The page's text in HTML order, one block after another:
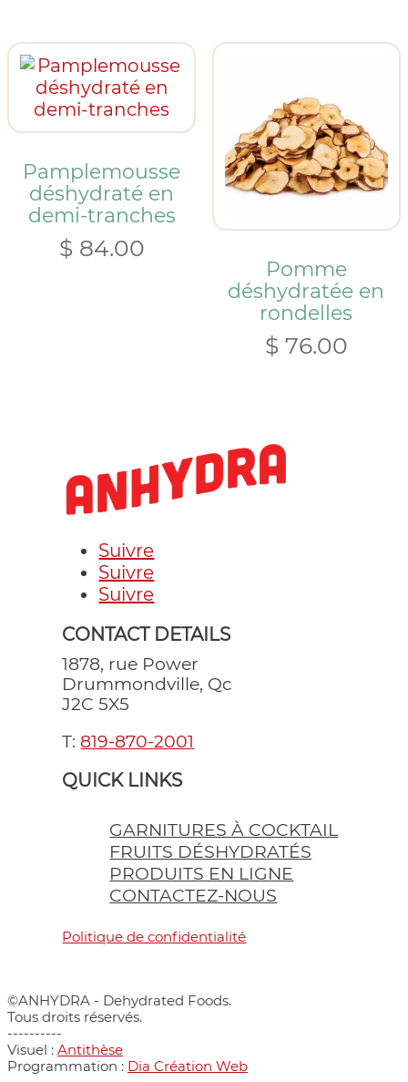
Pamplemousse
déshydraté en
demi-tranches
$84.00
Pomme
déshydratée en
rondelles
$76.00
Suivre
Suivre
Suivre
CONTACT DETAILS
1878, rue Power
Drummondville, Qc
J2C 5X5
T: 819-870-2001
QUICK LINKS
GARNITURES À COCKTAIL
FRUITS DÉSHYDRATÉS
PRODUITS EN LIGNE
CONTACTEZ-NOUS
Politique de confidentialité
©ANHYDRA - Dehydrated Foods.
Tous droits réservés.
----------
Visuel : Antithèse
Programmation : Dia Création Web